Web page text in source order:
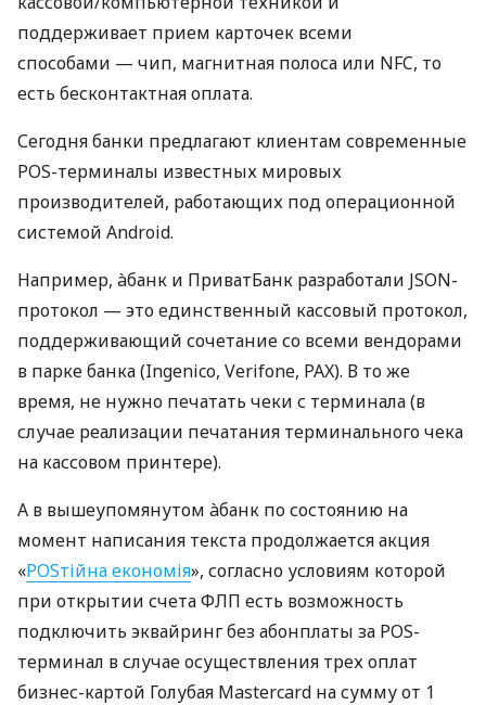
поддерживает прием карточек всеми
способами — чип, магнитная полоса или NFC, то
есть бесконтактная оплата.
Сегодня банки предлагают клиентам современные
POS-терминалы известных мировых
производителей, работающих под операционной
системой Android.
Например, àбанк и ПриватБанк разработали JSON-
протокол — это единственный кассовый протокол,
поддерживающий сочетание со всеми вендорами
в парке банка (Ingenico, Verifone, PAX). В то же
время, не нужно печатать чеки с терминала (в
случае реализации печатания терминального чека
на кассовом принтере).
А в вышеупомянутом àбанк по состоянию на
момент написания текста продолжается акция
«POSтійна економія», согласно условиям которой
при открытии счета ФЛП есть возможность
подключить эквайринг без абонплаты за POS-
терминал в случае осуществления трех оплат
бизнес-картой Голубая Mastercard на сумму от 1